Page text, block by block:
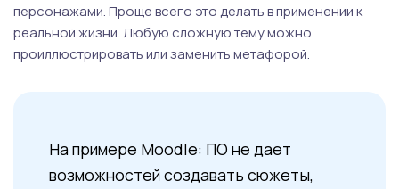
персонажами. Проще всего это делать в применении к
реальной жизни. Любую сложную тему можно
проиллюстрировать или заменить метафорой.
На примере Moodle: ПО не дает
возможностей создавать сюжеты,